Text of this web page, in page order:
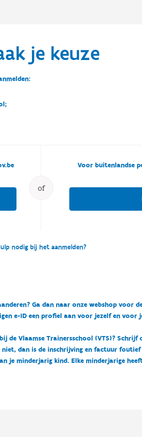
je keuze
of
Voor buitenlandse
nodig bij het aanmelden?
Ga dan naar onze webshop voor
e-ID een profiel aan voor jezelf en voor
Vlaamse Trainersschool (VTS)? Schrijf
dan is de inschrijving en factuur foutief
je minderjarig kind. Elke minderjarige